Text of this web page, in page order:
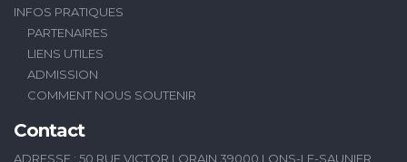
INFOS PRATIQUES
PARTENAIRES
LIENS UTILES
ADMISSION
COMMENT NOUS SOUTENIR
Contact
ADRESSE : 50 RUE VICTOR LORAIN 39000 LONS-LE-SAUNIER